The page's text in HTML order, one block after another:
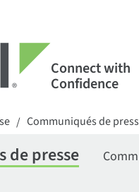
Connect with
Confidence
/ Communiqués de
de presse